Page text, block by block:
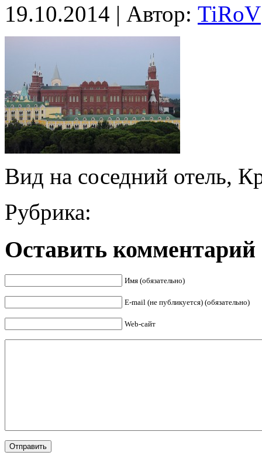
19.10.2014 | Автор: TiRoV
Вид на соседний отель,
Рубрика:
Оставить комментарий
Имя (обязательно)
E-mail (не публикуется) (обязательно)
Web-сайт